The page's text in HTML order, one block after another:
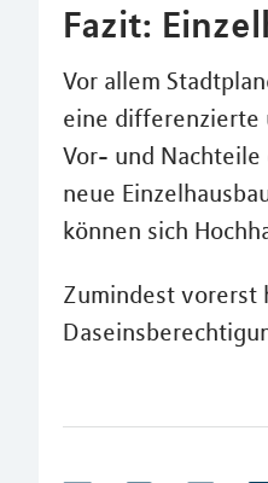
Fazit:
Vor allem
eine differenzierte
Vor- und
neue
können sich
Zumindest vorerst